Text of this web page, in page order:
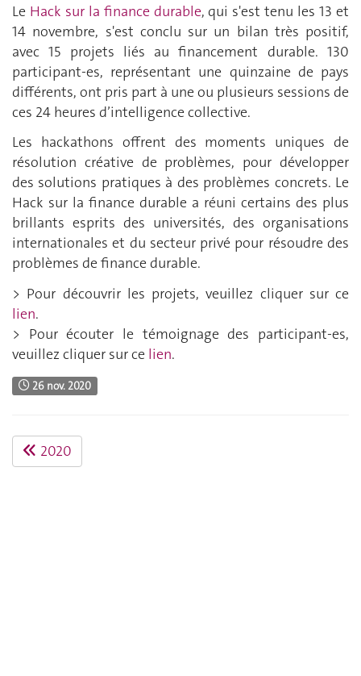
Le Hack sur la finance durable, qui s'est tenu les 13 et
14 novembre, s'est conclu sur un bilan très positif,
avec 15 projets liés au financement durable. 130
participant-es, représentant une quinzaine de pays
différents, ont pris part à une ou plusieurs sessions de
ces 24 heures d’intelligence collective.
Les hackathons offrent des moments uniques de
résolution créative de problèmes, pour développer
des solutions pratiques à des problèmes concrets. Le
Hack sur la finance durable a réuni certains des plus
brillants esprits des universités, des organisations
internationales et du secteur privé pour résoudre des
problèmes de finance durable.
> Pour découvrir les projets, veuillez cliquer sur ce
lien.
> Pour écouter le témoignage des participant-es,
veuillez cliquer sur ce lien.
26 nov. 2020
2020